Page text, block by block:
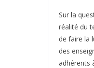
Sur la
réalité du
de faire la
des
adhérents